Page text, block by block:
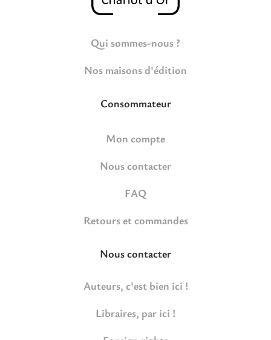
Qui sommes-nous ?
Nos maisons d'édition
Consommateur
Mon compte
Nous contacter
FAQ
Retours et commandes
Nous contacter
Auteurs, c'est bien ici !
Libraires, par ici !